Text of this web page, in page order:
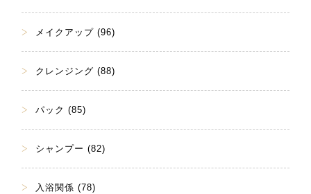
メイクアップ (96)
クレンジング (88)
パック (85)
シャンプー (82)
入浴関係 (78)